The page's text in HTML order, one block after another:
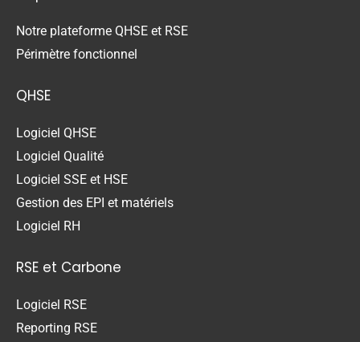
Notre plateforme QHSE et RSE
Périmètre fonctionnel
QHSE
Logiciel QHSE
Logiciel Qualité
Logiciel SSE et HSE
Gestion des EPI et matériels
Logiciel RH
RSE et Carbone
Logiciel RSE
Reporting RSE